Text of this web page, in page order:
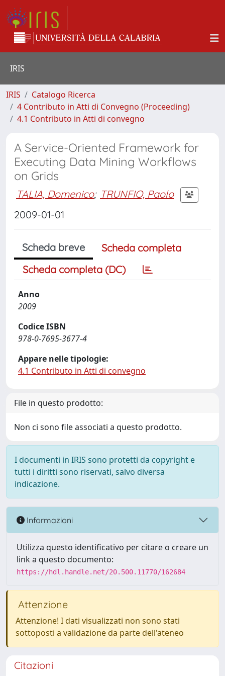
IRIS
IRIS
Catalogo Ricerca
4 Contributo in Atti di Convegno (Proceeding)
4.1 Contributo in Atti di convegno
A Service-Oriented Framework for
Executing Data Mining Workflows
on Grids
TALIA, Domenico; TRUNFIO, Paolo
2009-01-01
Scheda breve
Scheda completa
Scheda completa (DC)
Anno
2009
Codice ISBN
978-0-7695-3677-4
Appare nelle tipologie:
4.1 Contributo in Atti di convegno
File in questo prodotto:
Non ci sono file associati a questo prodotto.
I documenti in IRIS sono protetti da copyright e
tutti i diritti sono riservati, salvo diversa
indicazione.
Informazioni
Utilizza questo identificativo per citare o creare un
link a questo documento:
https://hdl.handle.net/20.500.11770/162684
Attenzione
Attenzione! I dati visualizzati non sono stati
sottoposti a validazione da parte dell'ateneo
Citazioni